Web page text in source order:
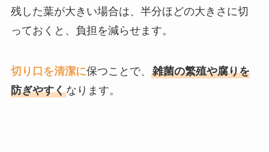
残した葉が大きい場合は、半分ほどの大きさに切
っておくと、負担を減らせます。
切り口を清潔に保つことで、 雑菌の繁殖や腐りを
防ぎやすくなります。